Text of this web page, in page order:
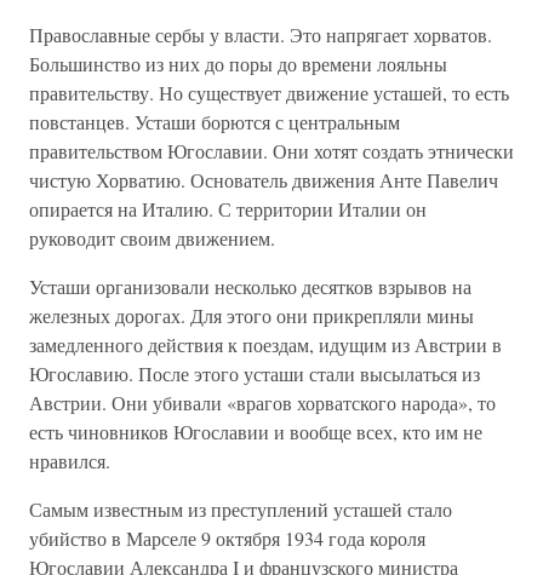
Православные сербы у власти. Это напрягает хорватов.
Большинство из них до поры до времени лояльны
правительству. Но существует движение усташей, то есть
повстанцев. Усташи борются с центральным
правительством Югославии. Они хотят создать этнически
чистую Хорватию. Основатель движения Анте Павелич
опирается на Италию. С территории Италии он
руководит своим движением.
Усташи организовали несколько десятков взрывов на
железных дорогах. Для этого они прикрепляли мины
замедленного действия к поездам, идущим из Австрии в
Югославию. После этого усташи стали высылаться из
Австрии. Они убивали «врагов хорватского народа», то
есть чиновников Югославии и вообще всех, кто им не
нравился.
Самым известным из преступлений усташей стало
убийство в Марселе 9 октября 1934 года короля
Югославии Александра I и французского министра